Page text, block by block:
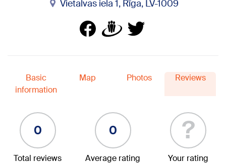
Vietalvas iela 1, Rīga, LV-1009
Basic
information
Map Photos Reviews
0
Total reviews
0
Average rating
?
Your rating